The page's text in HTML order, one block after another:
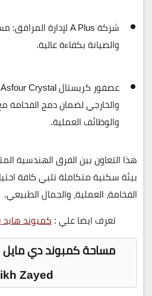
شركة A Plus لإدارة المرافق:
والصيانة بكفاءة عالية.
عصفور كريستال Asfour Crystal:
والخارجي لضمان دمج الفخامة
والوظائف العملية.
هذا التعاون بين الفرق
بيئة سكنية متكاملةتلبي كافة
الفخامة، العملية، والجمال الطبيعي.
تعرف ايضا علي :كمبوند هايد
Zayed